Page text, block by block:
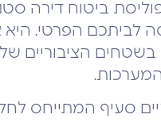
ביטוח דירה
הפרטי. היא
הציבוריים של
המערכות.
סעיף המתייחס